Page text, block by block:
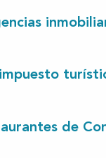
de
Saint-Girons